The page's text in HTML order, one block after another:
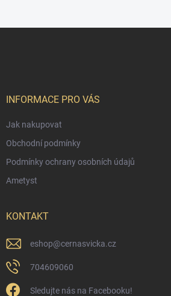
INFORMACE PRO VÁS
Jak nakupovat
Obchodní podmínky
Podmínky ochrany osobních údajů
Ametyst
KONTAKT
eshop@cernasvicka.cz
704609060
Sledujte nás na Facebooku!